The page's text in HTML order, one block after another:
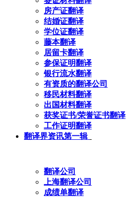
房产证翻译
结婚证翻译
学位证翻译
藤本翻译
居留卡翻译
参保证明翻译
银行流水翻译
有资质的翻译公司
移民材料翻译
出国材料翻译
获奖证书/荣誉证书翻译
工作证明翻译
翻译界资讯第一辑
翻译公司
上海翻译公司
成绩单翻译